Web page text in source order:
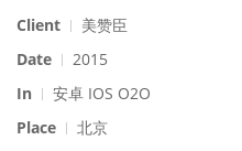
Client
美赞臣
Date
2015
In
安卓 IOS O2O
Place
北京